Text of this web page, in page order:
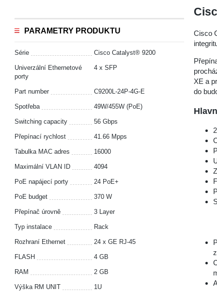
PARAMETRY PRODUKTU
Série Cisco Catalyst® 9200
Univerzální Ethernetové
porty
4 x SFP
Part number C9200L-24P-4G-E
Spotřeba 49W/455W (PoE)
Switching capacity 56 Gbps
Přepínací rychlost 41.66 Mpps
Tabulka MAC adres 16000
Maximální VLAN ID 4094
PoE napájecí porty 24 PoE+
PoE budget 370 W
Přepínač úrovně 3 Layer
Typ instalace Rack
Rozhraní Ethernet 24 x GE RJ-45
FLASH 4 GB
RAM 2 GB
Výška RM UNIT 1U
Cisco
XE a
do